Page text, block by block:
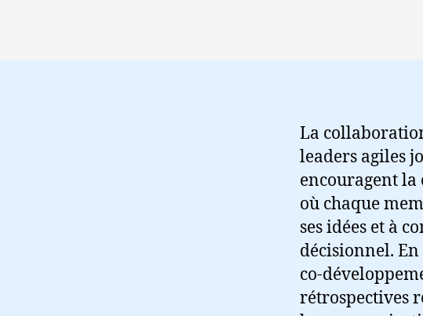
La
leaders agiles
encouragent
où chaque
ses idées et à
décisionnel. En
co-
rétrospectives